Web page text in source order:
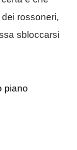
rossoneri,
sbloccarsi
piano